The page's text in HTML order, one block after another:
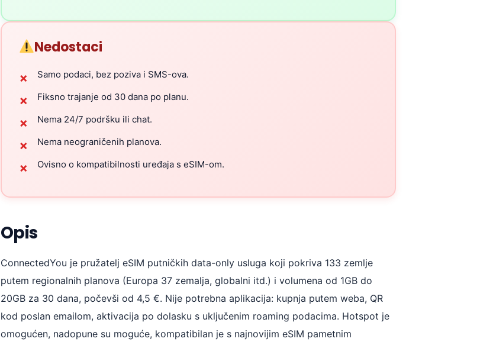
Nedostaci
✗ Samo podaci, bez poziva i SMS-ova.
✗ Fiksno trajanje od 30 dana po planu.
✗ Nema 24/7 podršku ili chat.
✗ Nema neograničenih planova.
✗ Ovisno o kompatibilnosti uređaja s eSIM-om.
Opis
ConnectedYou je pružatelj eSIM putničkih data-only usluga koji pokriva 133 zemlje
putem regionalnih planova (Europa 37 zemalja, globalni itd.) i volumena od 1GB do
20GB za 30 dana, počevši od 4,5 €. Nije potrebna aplikacija: kupnja putem weba, QR
kod poslan emailom, aktivacija po dolasku s uključenim roaming podacima. Hotspot je
omogućen, nadopune su moguće, kompatibilan je s najnovijim eSIM pametnim